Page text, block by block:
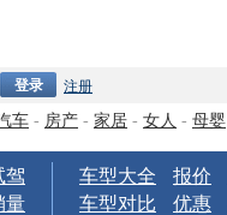
注册
车 - 房产 - 家居 - 女人 - 母婴
驾
量
车型大全 报价
车型对比
优惠